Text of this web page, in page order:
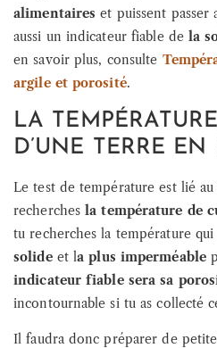
alimentaireset puissent passer
aussi un indicateur fiable dela
en savoir plus, consulte
argile et porosité.
LA
D’UNE TERRE EN
Le test de température est lié
recherchesla température de
tu recherches la température
solide et la plus imperméable
indicateur fiable sera sa
incontournable si tu as collecté
Il faudra donc préparer de